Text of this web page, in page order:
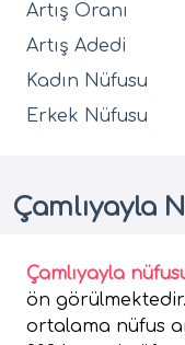
Artış Oranı
Artış Adedi
Kadın Nüfusu
Erkek Nüfusu
Çamlıyayla
Çamlıyayla
ön
ortalama nüfus